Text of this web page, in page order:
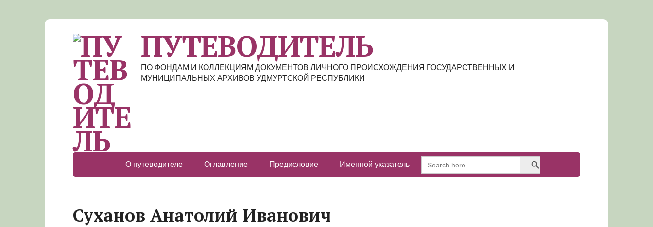
ПУТЕВОДИТЕЛЬ
ПО ФОНДАМ И КОЛЛЕКЦИЯМ ДОКУМЕНТОВ ЛИЧНОГО ПРОИСХОЖДЕНИЯ ГОСУДАРСТВЕННЫХ И
МУНИЦИПАЛЬНЫХ АРХИВОВ УДМУРТСКОЙ РЕСПУБЛИКИ
О путеводителе Оглавление Предисловие Именной указатель
Search
for:
Search
Button
Суханов Анатолий Иванович